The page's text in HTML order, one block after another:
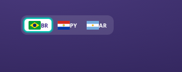
BR PY AR